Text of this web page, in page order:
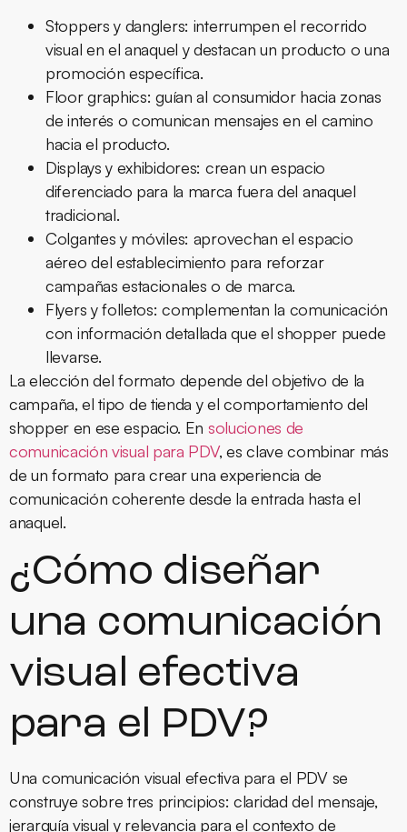
Stoppers y danglers: interrumpen el recorrido
visual en el anaquel y destacan un producto o una
promoción específica.
Floor graphics: guían al consumidor hacia zonas
de interés o comunican mensajes en el camino
hacia el producto.
Displays y exhibidores: crean un espacio
diferenciado para la marca fuera del anaquel
tradicional.
Colgantes y móviles: aprovechan el espacio
aéreo del establecimiento para reforzar
campañas estacionales o de marca.
Flyers y folletos: complementan la comunicación
con información detallada que el shopper puede
llevarse.
La elección del formato depende del objetivo de la
campaña, el tipo de tienda y el comportamiento del
shopper en ese espacio. En soluciones de
comunicación visual para PDV, es clave combinar más
de un formato para crear una experiencia de
comunicación coherente desde la entrada hasta el
anaquel.
¿Cómo diseñar
una comunicación
visual efectiva
para el PDV?
Una comunicación visual efectiva para el PDV se
construye sobre tres principios: claridad del mensaje,
jerarquía visual y relevancia para el contexto de